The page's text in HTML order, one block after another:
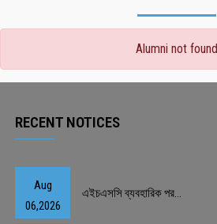
Alumni not found
RECENT NOTICES
Aug
06,2026
এইচএসসি ব্যবহারিক পর...